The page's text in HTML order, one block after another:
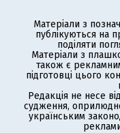
Матеріали з
публікуються на
поділяти
Матеріали з
також є
підготовці цього
Редакція не несе
судження,
українським